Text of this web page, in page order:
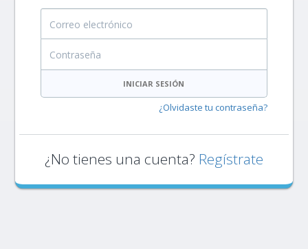
Correo electrónico
INICIAR SESIÓN
¿Olvidaste tu contraseña?
¿No tienes una cuenta? Regístrate